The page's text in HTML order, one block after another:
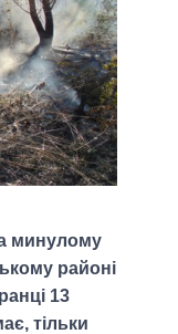
минулому
районі
13
тільки